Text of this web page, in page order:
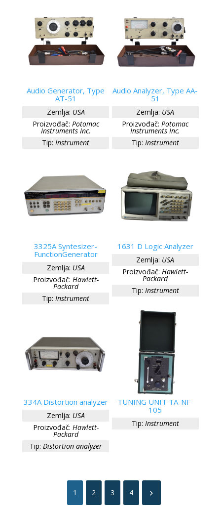
Audio Generator, Type
AT-51
Zemlja: USA
Proizvođač: Potomac
Instruments Inc.
Tip: Instrument
Audio Analyzer, Type AA-
51
Zemlja: USA
Proizvođač: Potomac
Instruments Inc.
Tip: Instrument
3325A Syntesizer-
FunctionGenerator
Zemlja: USA
Proizvođač: Hawlett-
Packard
Tip: Instrument
1631 D Logic Analyzer
Zemlja: USA
Proizvođač: Hawlett-
Packard
Tip: Instrument
334A Distortion analyzer
Zemlja: USA
Proizvođač: Hawlett-
Packard
Tip: Distortion analyzer
TUNING UNIT TA-NF-
105
Tip: Instrument
1 2 3 4